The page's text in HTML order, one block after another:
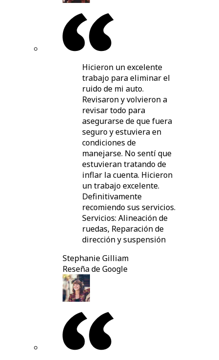
Hicieron un excelente
trabajo para eliminar el
ruido de mi auto.
Revisaron y volvieron a
revisar todo para
asegurarse de que fuera
seguro y estuviera en
condiciones de
manejarse. No sentí que
estuvieran tratando de
inflar la cuenta. Hicieron
un trabajo excelente.
Definitivamente
recomiendo sus servicios.
Servicios: Alineación de
ruedas, Reparación de
dirección y suspensión
Stephanie Gilliam
Reseña de Google